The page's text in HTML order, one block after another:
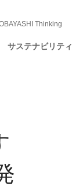
サステナビリティ
Thinking